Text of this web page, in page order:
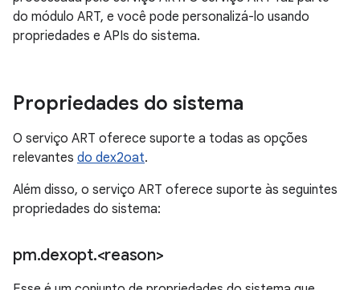
do módulo ART, e você pode personalizá-lo usando
propriedades e APIs do sistema.
Propriedades do sistema
O serviço ART oferece suporte a todas as opções
relevantes do dex2oat.
Além disso, o serviço ART oferece suporte às seguintes
propriedades do sistema:
pm.dexopt.<reason>